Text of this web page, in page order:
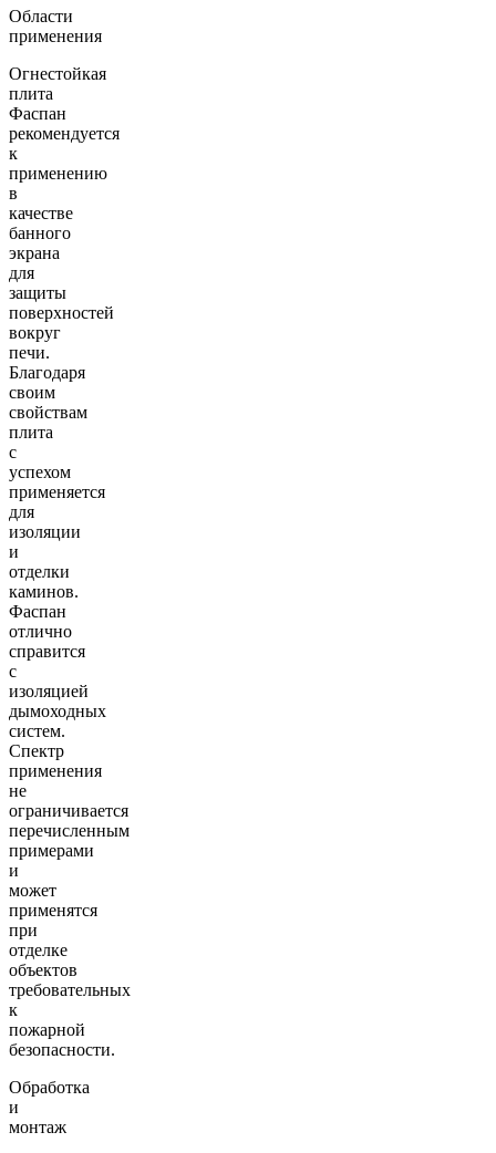
Области
применения
Огнестойкая
плита
Фаспан
рекомендуется
к
применению
в
качестве
банного
экрана
для
защиты
поверхностей
вокруг
печи.
Благодаря
своим
свойствам
плита
с
успехом
применяется
для
изоляции
и
отделки
каминов.
Фаспан
отлично
справится
с
изоляцией
дымоходных
систем.
Спектр
применения
не
ограничивается
перечисленным
примерами
и
может
применятся
при
отделке
объектов
требовательных
к
пожарной
безопасности.
Обработка
и
монтаж